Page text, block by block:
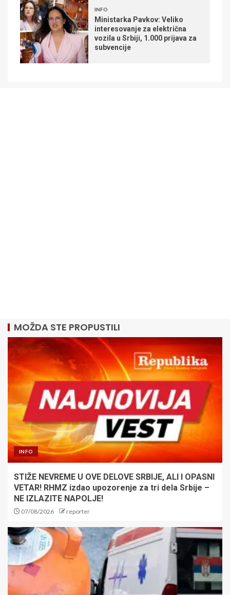
INFO
Ministarka Pavkov: Veliko
interesovanje za električna
vozila u Srbiji, 1.000 prijava za
subvencije
MOŽDA STE PROPUSTILI
INFO
STIŽE NEVREME U OVE DELOVE SRBIJE, ALI I OPASNI
VETAR! RHMZ izdao upozorenje za tri dela Srbije –
NE IZLAZITE NAPOLJE!
07/08/2026 reporter